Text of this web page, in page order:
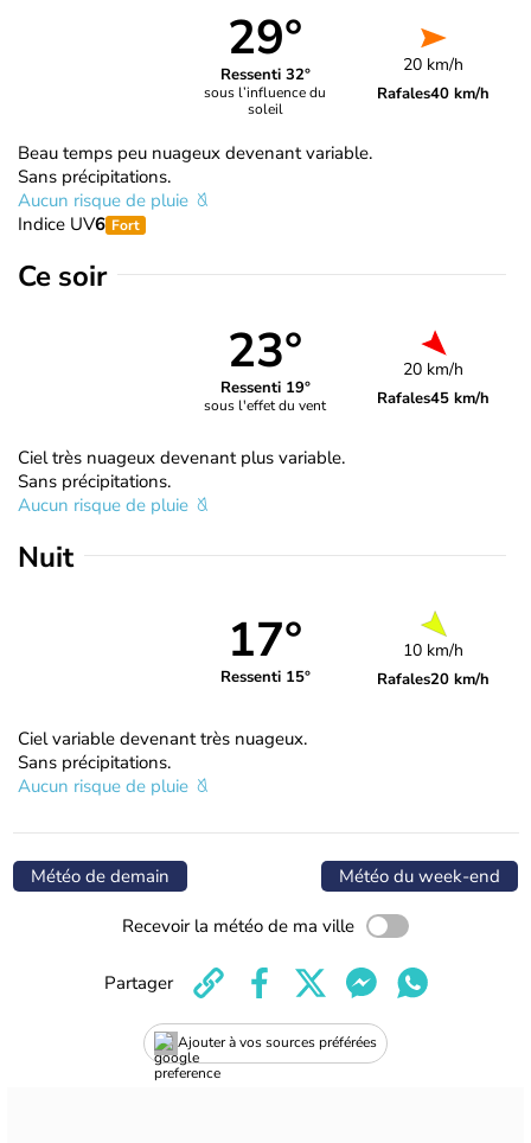
29°
Ressenti 32°
sous l’influence du
soleil
20 km/h
Rafales40 km/h
Beau temps peu nuageux devenant variable.
Sans précipitations.
Aucun risque de pluie
Indice UV6 Fort
Ce soir
23°
Ressenti 19°
sous l'effet du vent
20 km/h
Rafales45 km/h
Ciel très nuageux devenant plus variable.
Sans précipitations.
Aucun risque de pluie
Nuit
17°
Ressenti 15°
10 km/h
Rafales20 km/h
Ciel variable devenant très nuageux.
Sans précipitations.
Aucun risque de pluie
Météo de demain Météo du week-end
Recevoir la météo de ma ville
Ajouter à vos sources préférées
Partager